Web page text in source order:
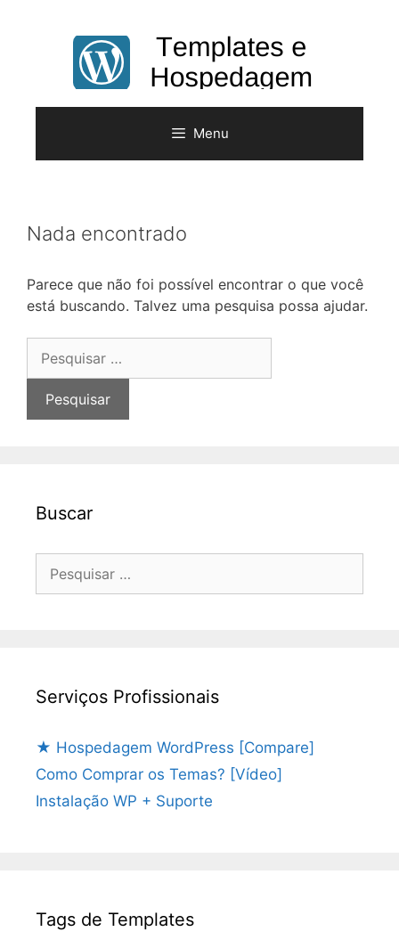
Menu
Nada encontrado
Parece que não foi possível encontrar o que você
está buscando. Talvez uma pesquisa possa ajudar.
por:
Buscar
Serviços Profissionais
★ Hospedagem WordPress [Compare]
Como Comprar os Temas? [Vídeo]
Instalação WP + Suporte
Tags de Templates